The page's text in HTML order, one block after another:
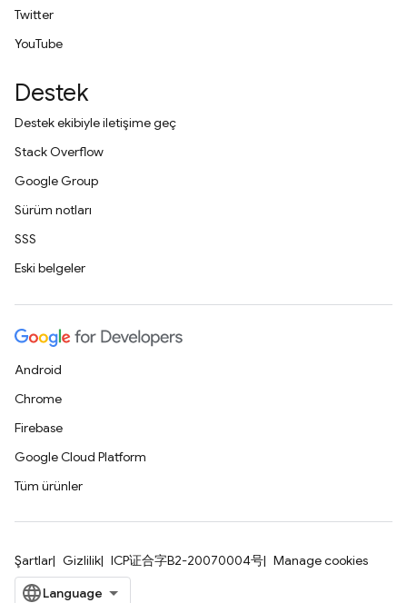
Twitter
YouTube
Destek
Destek ekibiyle iletişime geç
Stack Overflow
Google Group
Sürüm notları
SSS
Eski belgeler
Android
Chrome
Firebase
Google Cloud Platform
Tüm ürünler
Şartlar Gizlilik ICP证合字B2-20070004号 Manage cookies